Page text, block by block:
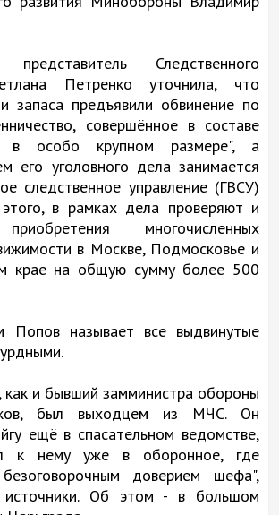
представитель Следственного
Петренко уточнила, что
запаса предъявили обвинение по
совершённое в составе
в особо крупном размере", а
его уголовного дела занимается
следственное управление (ГВСУ)
в рамках дела проверяют и
многочисленных
в Москве, Подмосковье и
крае на общую сумму более 500
называет все выдвинутые
как и бывший замминистра обороны
был выходцем из МЧС. Он
ещё в спасательном ведомстве,
к нему уже в оборонное, где
безоговорочным доверием шефа",
источники. Об этом - в большом